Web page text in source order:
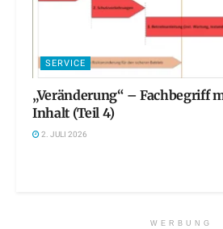
SERVICE
„Veränderung“ – Fachbegriff
Inhalt (Teil 4)
2. JULI 2026
WERBUNG